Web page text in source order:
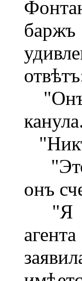
"Онъ
"Это
онъ
"Я